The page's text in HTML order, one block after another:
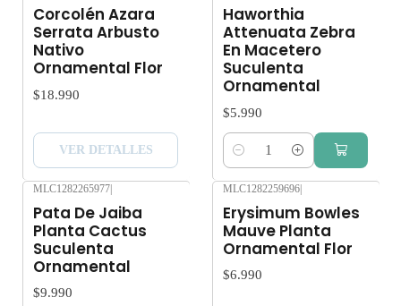
Corcolén Azara
Serrata Arbusto
Nativo
Ornamental Flor
$18.990
VER DETALLES
Haworthia
Attenuata Zebra
En Macetero
Suculenta
Ornamental
$5.990
Cantidad
MLC1282265977|
Pata De Jaiba
Planta Cactus
Suculenta
Ornamental
$9.990
MLC1282259696|
Erysimum Bowles
Mauve Planta
Ornamental Flor
$6.990